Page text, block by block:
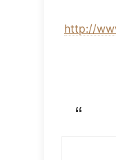
http://